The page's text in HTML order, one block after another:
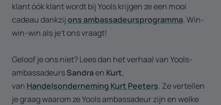
klant óók klant wordt bij Yools krijgen ze een mooi
cadeau dankzijons ambassadeursprogramma. Win-
win-win als je't ons vraagt!
Geloof je ons niet? Lees dan het verhaal van Yools-
ambassadeursSandraen Kurt,
van Handelsonderneming Kurt Peeters. Ze vertellen
je graag waarom ze Yools ambassadeur zijn en welke